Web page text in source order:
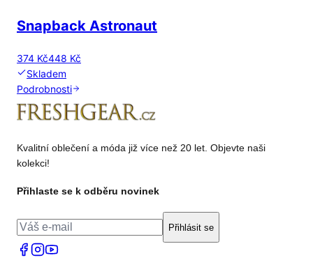
Snapback Astronaut
374 Kč448 Kč
Skladem
Podrobnosti
Kvalitní oblečení a móda již více než 20 let. Objevte naši
kolekci!
Přihlaste se k odběru novinek
Přihlásit se